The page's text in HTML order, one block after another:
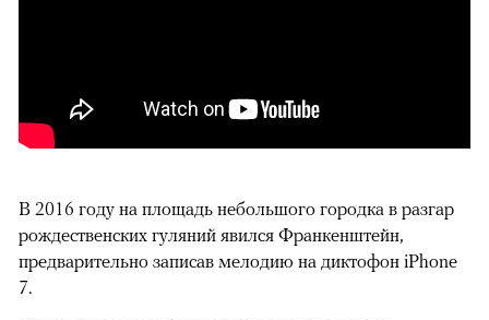
В 2016 году на площадь небольшого городка в разгар
рождественских гуляний явился Франкенштейн,
предварительно записав мелодию на диктофон iPhone
7.